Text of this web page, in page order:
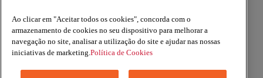
Express
Facebook
YouTube
Ao clicar em "Aceitar todos os cookies", concorda com o
armazenamento de cookies no seu dispositivo para melhorar a
navegação no site, analisar a utilização do site e ajudar nas nossas
iniciativas de marketing. Política de Cookies